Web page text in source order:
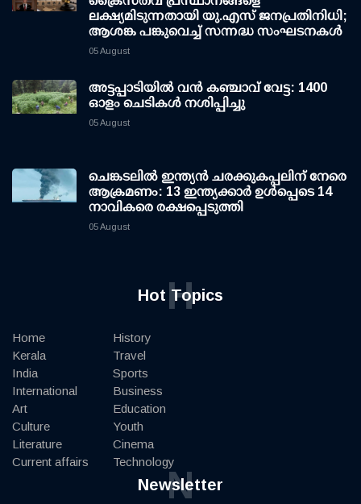
ലക്ഷ്യമിടുന്നതായി യു.എസ് ജനപ്രതിനിധി;
ആശങ്ക പങ്കുവെച്ച് സന്നദ്ധ സംഘടനകള്‍
05 August
അട്ടപ്പാടിയില്‍ വന്‍ കഞ്ചാവ് വേട്ട: 1400
ഓളം ചെടികള്‍ നശിപ്പിച്ചു
05 August
ചെങ്കടലില്‍ ഇന്ത്യന്‍ ചരക്കുകപ്പലിന് നേരെ
ആക്രമണം: 13 ഇന്ത്യക്കാര്‍ ഉള്‍പ്പെടെ 14
നാവികരെ രക്ഷപ്പെടുത്തി
05 August
Hot Topics
H
Home
Kerala
India
International
Art
Culture
Literature
Current affairs
History
Travel
Sports
Business
Education
Youth
Cinema
Technology
Newsletter
N